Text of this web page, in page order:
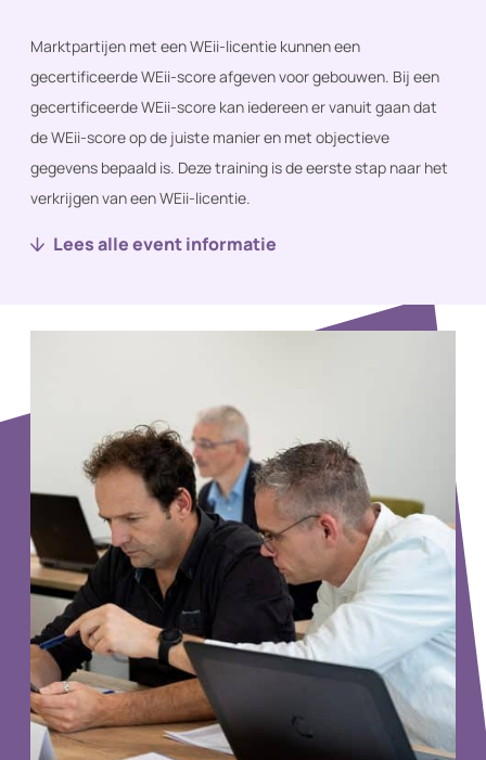
Nieuws
Over ons
Techniek2Day
Contact
Inloggen
Marktpartijen met een WEii-licentie kunnen een
gecertificeerde WEii-score afgeven voor gebouwen. Bij een
gecertificeerde WEii-score kan iedereen er vanuit gaan dat
de WEii-score op de juiste manier en met objectieve
gegevens bepaald is. Deze training is de eerste stap naar het
verkrijgen van een WEii-licentie.
Lees alle event informatie